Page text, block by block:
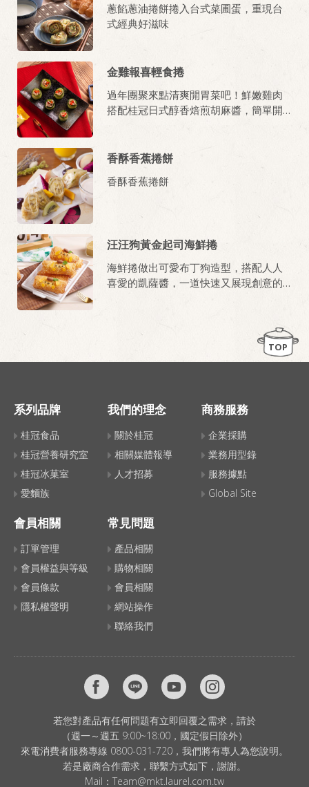
蔥餡蔥油捲餅捲入台式菜圃蛋，重現台
式經典好滋味
金雞報喜輕食捲
過年團聚來點清爽開胃菜吧！鮮嫩雞肉
搭配桂冠日式醇香焙煎胡麻醬，簡單開
香酥香蕉捲餅
香酥香蕉捲餅
汪汪狗黃金起司海鮮捲
海鮮捲做出可愛布丁狗造型，搭配人人
喜愛的凱薩醬，一道快速又展現創意的
TOP
系列品牌
桂冠食品
桂冠營養研究室
桂冠冰菓室
愛麵族
我們的理念
關於桂冠
相關媒體報導
人才招募
商務服務
企業採購
業務用型錄
服務據點
Global Site
會員相關
訂單管理
會員權益與等級
會員條款
隱私權聲明
常見問題
產品相關
購物相關
會員相關
網站操作
聯絡我們
若您對產品有任何問題有立即回覆之需求，請於
（週一～週五 9:00~18:00，國定假日除外）
來電消費者服務專線 0800-031-720，我們將有專人為您說明。
若是廠商合作需求，聯繫方式如下，謝謝。
Mail： Team@mkt.laurel.com.tw